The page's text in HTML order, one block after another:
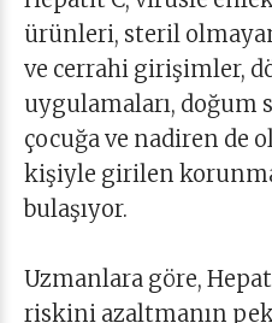
ürünleri, steril
ve cerrahi girişimler,
uygulamaları, doğum
çocuğa ve nadiren de
kişiyle girilen
bulaşıyor.
Uzmanlara göre,
riskini azaltmanın